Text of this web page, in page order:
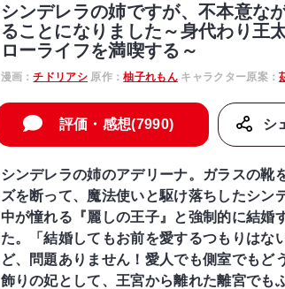
シンデレラの姉ですが、不本意な
ることになりました～身代わり王
ローライフを満喫する～
漫画：チドリアシ 原作：柚子れもんキャラクター原案：
評価・感想(7990) シ
シンデレラの姉のアデリーナ。ガラスの靴
ズを断って、魔法使いと駆け落ちしたシン
中が憧れる『麗しの王子』と強制的に結婚
た。「結婚してもお前を愛するつもりはな
ど、問題ありません！愛人でも側室でもど
飾りの妃として、王宮から離れた離宮でも